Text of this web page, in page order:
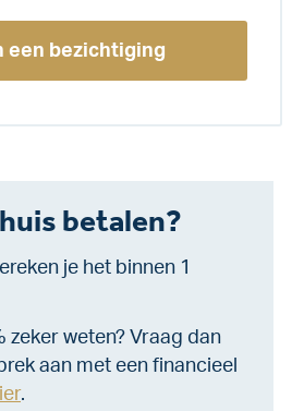
een bezichtiging
betalen?
je het binnen 1
zeker weten? Vraag dan
aan met een financieel
.